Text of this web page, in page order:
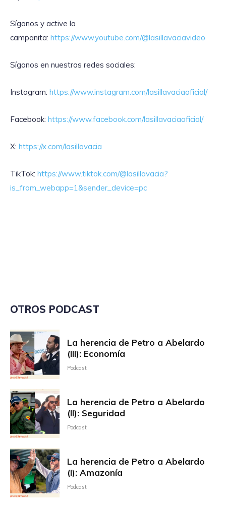
Síganos y active la
campanita: https://www.youtube.com/@lasillavaciavideo
Síganos en nuestras redes sociales:
Instagram: https://www.instagram.com/lasillavaciaoficial/
Facebook: https://www.facebook.com/lasillavaciaoficial/
X: https://x.com/lasillavacia
TikTok: https://www.tiktok.com/@lasillavacia?
is_from_webapp=1&sender_device=pc
OTROS PODCAST
La herencia de Petro a Abelardo
(III): Economía
Podcast
La herencia de Petro a Abelardo
(II): Seguridad
Podcast
La herencia de Petro a Abelardo
(I): Amazonía
Podcast